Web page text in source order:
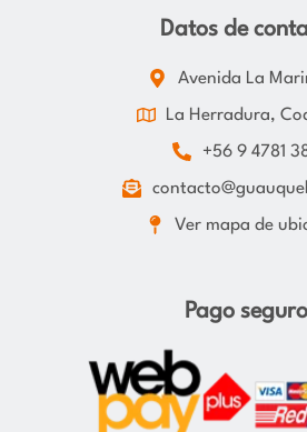
Datos de
Avenida La
La Herradura,
+56 9 4781
Ver mapa de
Pago